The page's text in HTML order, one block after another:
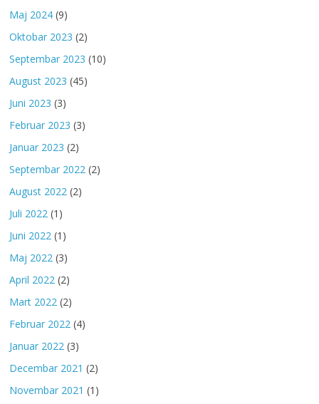
Maj 2024 (9)
Oktobar 2023 (2)
Septembar 2023 (10)
August 2023 (45)
Juni 2023 (3)
Februar 2023 (3)
Januar 2023 (2)
Septembar 2022 (2)
August 2022 (2)
Juli 2022 (1)
Juni 2022 (1)
Maj 2022 (3)
April 2022 (2)
Mart 2022 (2)
Februar 2022 (4)
Januar 2022 (3)
Decembar 2021 (2)
Novembar 2021 (1)